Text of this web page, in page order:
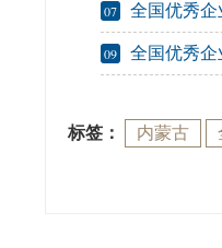
07 全国优秀企业
09 全国优秀企
标签： 内蒙古